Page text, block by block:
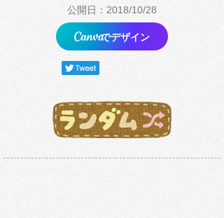
公開日：2018/10/28
でデザイン